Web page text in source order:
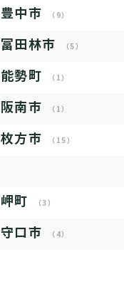
豊中市 （9）
富田林市 （5）
能勢町 （1）
阪南市 （1）
枚方市 （15）
岬町 （3）
守口市 （4）